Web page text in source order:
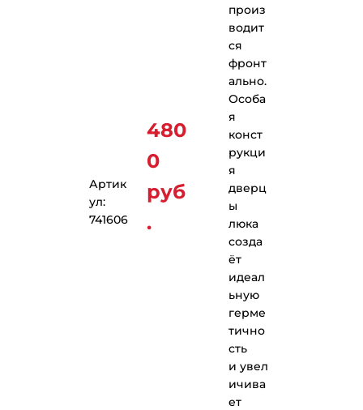
Артик
ул:
741606
480
0
руб
.
произ
водит
ся
фронт
ально.
Особа
я
конст
рукци
я
дверц
ы
люка
созда
ёт
идеал
ьную
герме
тично
сть
и увел
ичива
ет